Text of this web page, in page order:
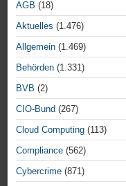
AGB (18)
Aktuelles (1.476)
Allgemein (1.469)
Behörden (1.331)
BVB (2)
CIO-Bund (267)
Cloud Computing (113)
Compliance (562)
Cybercrime (871)